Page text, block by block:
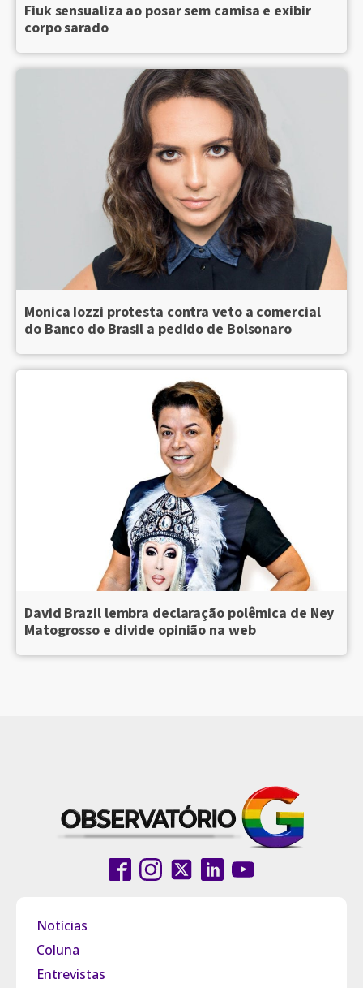
Fiuk sensualiza ao posar sem camisa e exibir
corpo sarado
Monica Iozzi protesta contra veto a comercial
do Banco do Brasil a pedido de Bolsonaro
David Brazil lembra declaração polêmica de Ney
Matogrosso e divide opinião na web
Notícias
Coluna
Entrevistas